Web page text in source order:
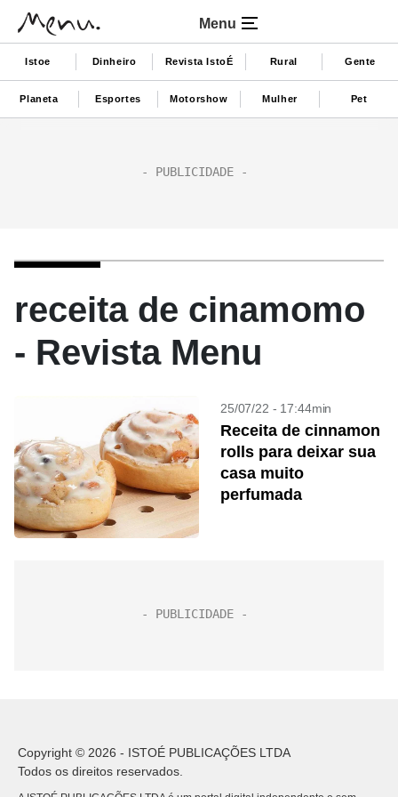
Menu
Istoe Dinheiro Revista IstoÉ Rural Gente
Planeta Esportes Motorshow Mulher Pet
receita de cinamomo
- Revista Menu
25/07/22 - 17:44min
Receita de cinnamon
rolls para deixar sua
casa muito
perfumada
Copyright © 2026 - ISTOÉ PUBLICAÇÕES LTDA
Todos os direitos reservados.